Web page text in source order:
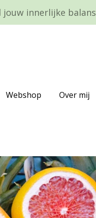
innerlijke balans
Webshop Over mij